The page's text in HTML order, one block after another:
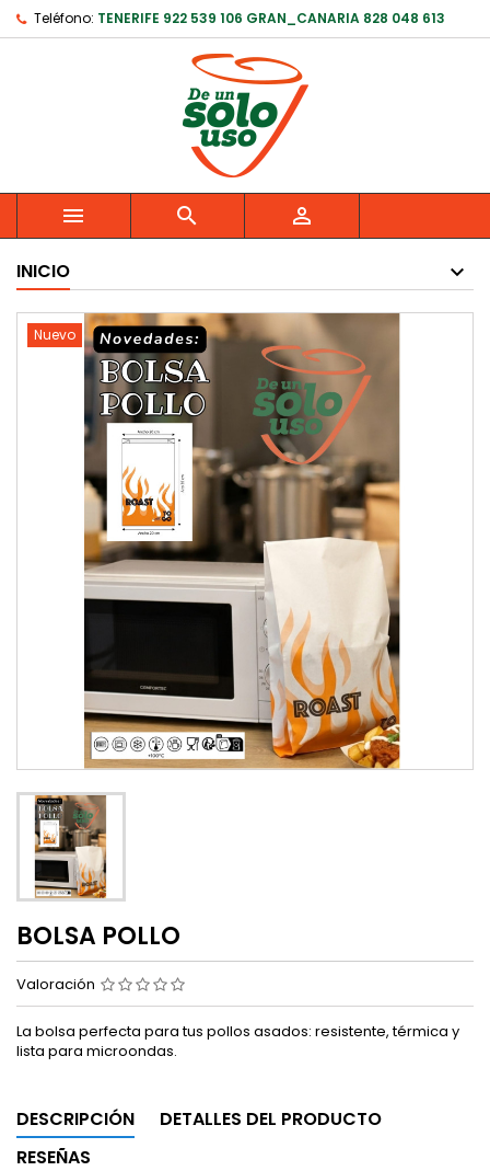
Teléfono: TENERIFE 922 539 106 GRAN_CANARIA 828 048 613
  
INICIO
Nuevo
BOLSA POLLO
Valoración
La bolsa perfecta para tus pollos asados: resistente, térmica y
lista para microondas.
DESCRIPCIÓN
DETALLES DEL PRODUCTO
RESEÑAS